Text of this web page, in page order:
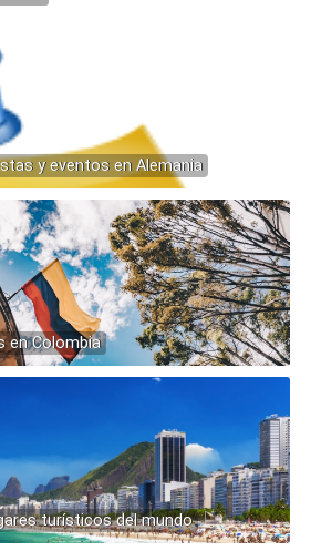
y eventos en Alemania
en Colombia
turísticos del mundo